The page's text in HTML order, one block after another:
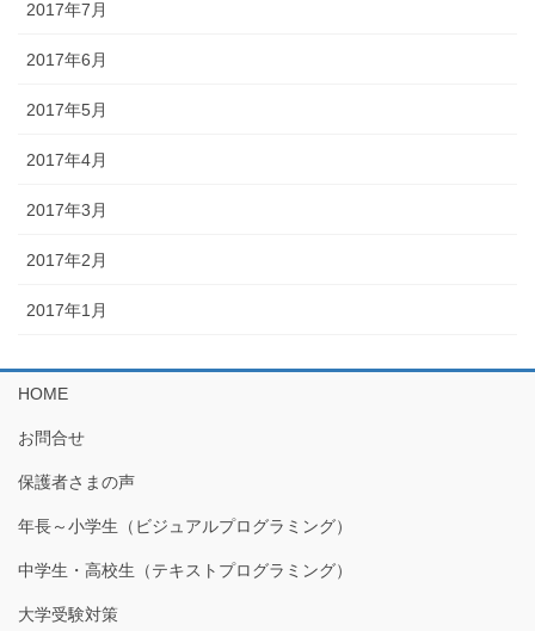
2017年7月
2017年6月
2017年5月
2017年4月
2017年3月
2017年2月
2017年1月
HOME
お問合せ
保護者さまの声
年長～小学生（ビジュアルプログラミング）
中学生・高校生（テキストプログラミング）
大学受験対策